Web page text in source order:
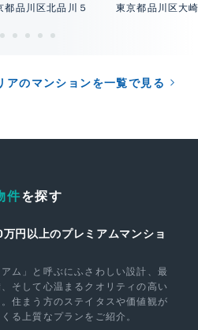
都品川区北品川５
東京都品川区大
アのマンションを一覧で見る
件を探す
円以上のプレミアムマンショ
アム」と呼ぶにふさわしい設計、最
そして心温まるクオリティの高い
住まう方のステイタスや価値観が
る上質なプランをご紹介。